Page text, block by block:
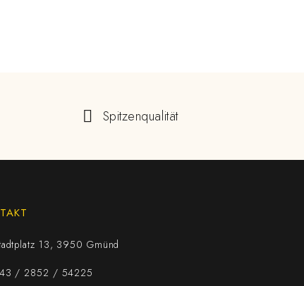
Spitzenqualität
13, 3950 Gmünd
/ 2852 / 54225